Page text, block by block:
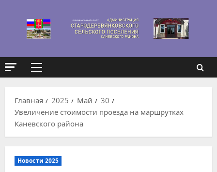
содержимому
Основное
Главная
2025 Май
30
Увеличение стоимости проезда на маршрутках
Каневского района
Новости 2025